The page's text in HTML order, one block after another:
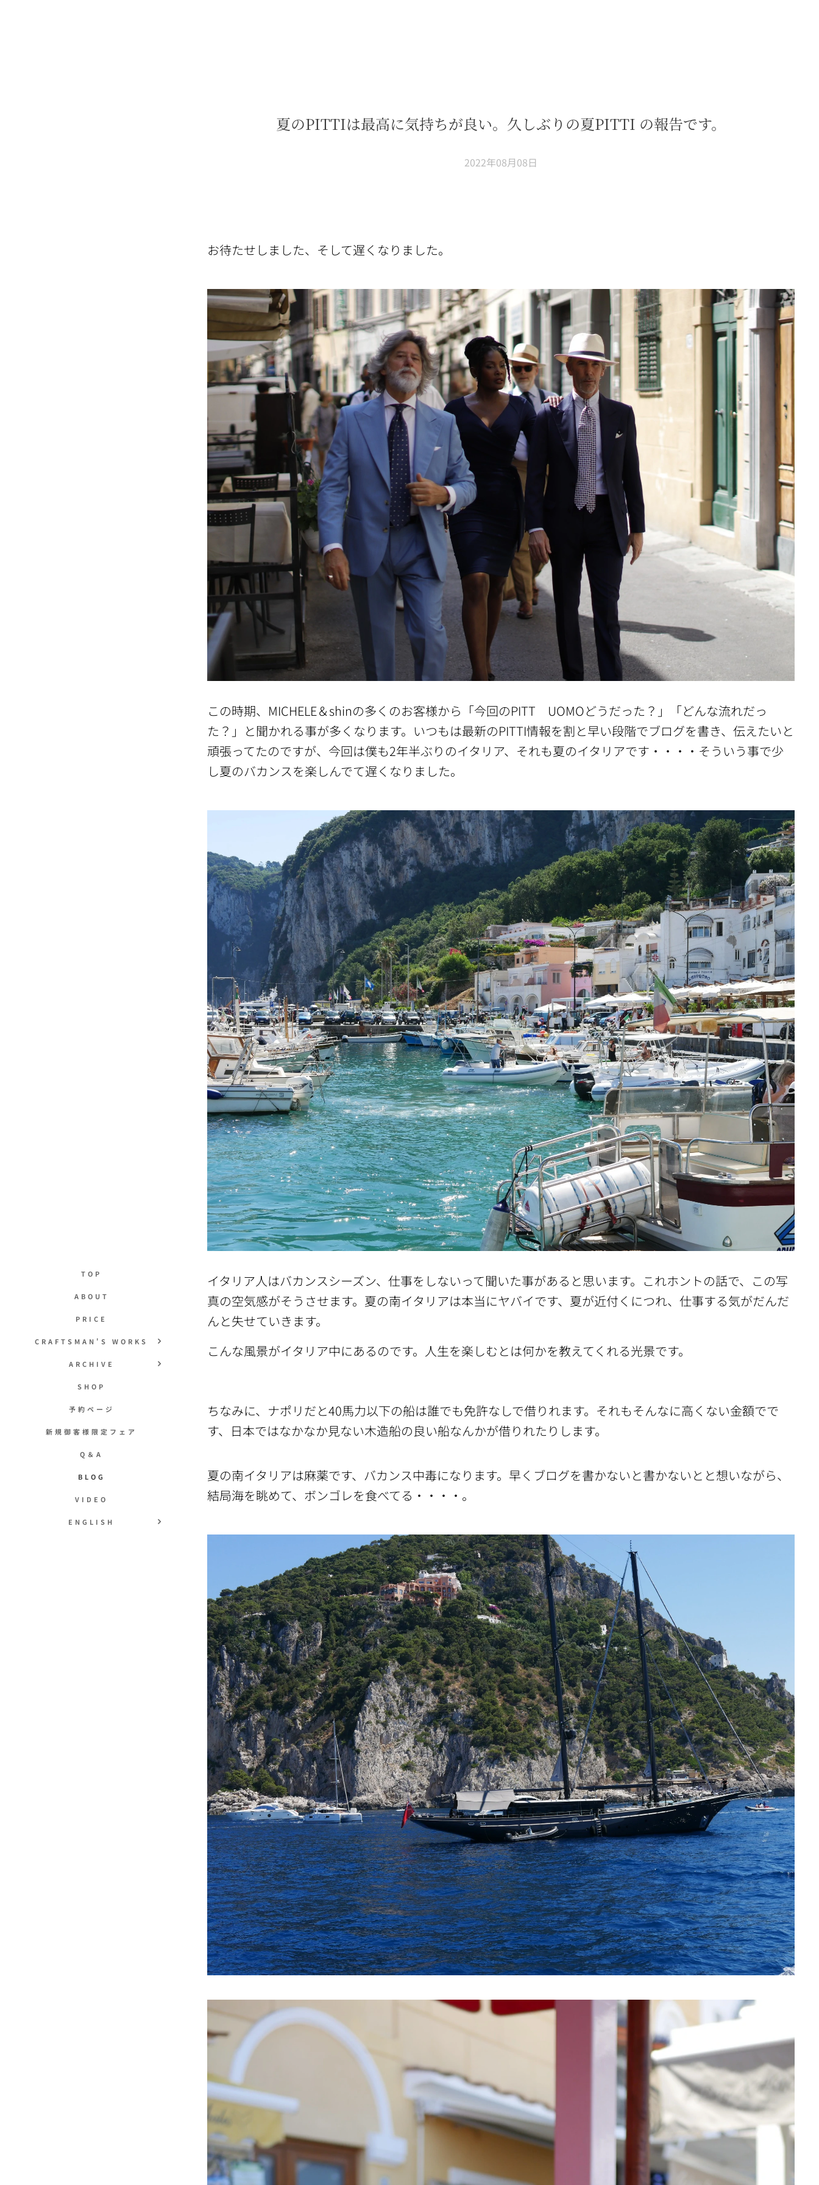
TOP
ABOUT
PRICE
CRAFTSMAN'S WORKS
ARCHIVE
SHOP
予約ページ
新規御客様限定フェア
Q＆A
BLOG
VIDEO
ENGLISH
夏のPITTIは最高に気持ちが良い。久しぶりの夏PITTI の報告です。
2022年08月08日
お待たせしました、そして遅くなりました。
この時期、MICHELE＆shinの多くのお客様から「今回のPITT UOMOどうだった？」「どんな流れだっ
た？」と聞かれる事が多くなります。いつもは最新のPITTI情報を割と早い段階でブログを書き、伝えたいと
頑張ってたのですが、今回は僕も2年半ぶりのイタリア、それも夏のイタリアです・・・・そういう事で少
し夏のバカンスを楽しんでて遅くなりました。
イタリア人はバカンスシーズン、仕事をしないって聞いた事があると思います。これホントの話で、この写
真の空気感がそうさせます。夏の南イタリアは本当にヤバイです、夏が近付くにつれ、仕事する気がだんだ
んと失せていきます。
こんな風景がイタリア中にあるのです。人生を楽しむとは何かを教えてくれる光景です。
ちなみに、ナポリだと40馬力以下の船は誰でも免許なしで借りれます。それもそんなに高くない金額でで
す、日本ではなかなか見ない木造船の良い船なんかが借りれたりします。
夏の南イタリアは麻薬です、バカンス中毒になります。早くブログを書かないと書かないとと想いながら、
結局海を眺めて、ボンゴレを食べてる・・・・。